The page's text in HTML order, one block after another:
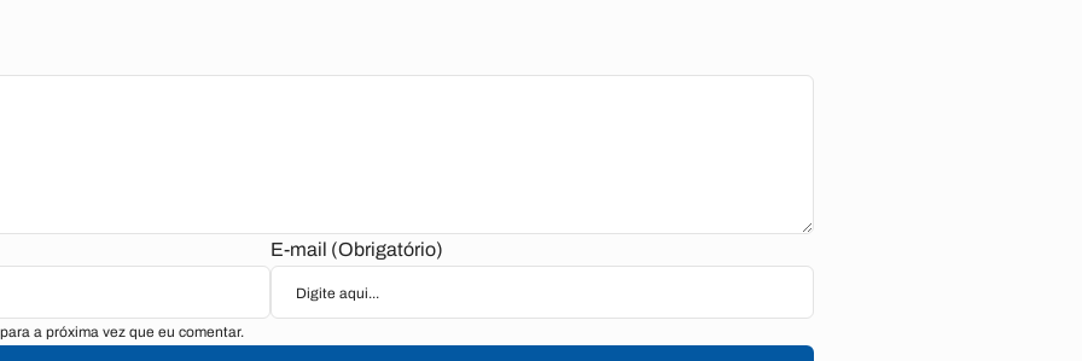
E-mail (Obrigatório)
a próxima vez que eu comentar.